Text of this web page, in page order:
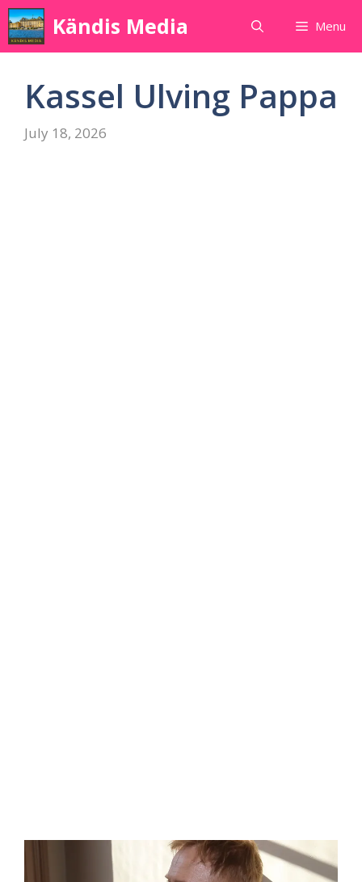
Skip
to
content
Kändis Media Menu
Kassel Ulving Pappa
July 18, 2026